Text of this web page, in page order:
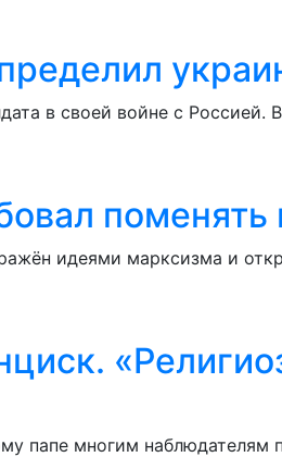
в своей войне с
поменять
идеями марксизма и
папе многим